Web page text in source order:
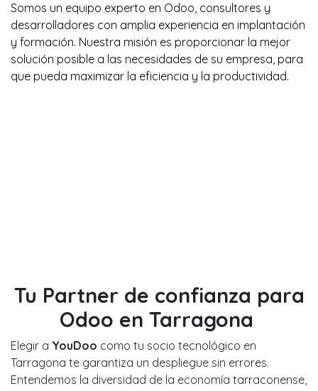
Somos un equipo experto en Odoo, consultores y
desarrolladores con amplia experiencia en implantación
y formación. Nuestra misión es proporcionar la mejor
solución posible a las necesidades de su empresa, para
que pueda maximizar la eficiencia y la productividad.
Tu Partner de confianza para
Odoo en Tarragona
Elegir a YouDoo como tu socio tecnológico en
Tarragona te garantiza un despliegue sin errores.
Entendemos la diversidad de la economía tarraconense,